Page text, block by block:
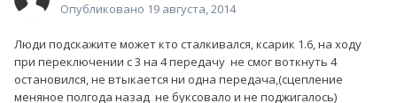
Опубликовано 19 августа, 2014
Люди подскажите может кто сталкивался, ксарик 1.6, на ходу
при переключении с 3 на 4 передачу не смог воткнуть 4
остановился, не втыкается ни одна передача,(сцепление
меняное полгода назад не буксовало и не поджигалось)